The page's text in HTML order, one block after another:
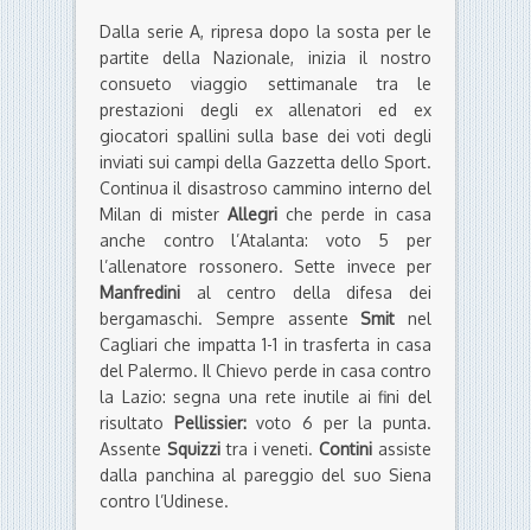
Dalla serie A, ripresa dopo la sosta per le
partite della Nazionale, inizia il nostro
consueto viaggio settimanale tra le
prestazioni degli ex allenatori ed ex
giocatori spallini sulla base dei voti degli
inviati sui campi della Gazzetta dello Sport.
Continua il disastroso cammino interno del
Milan di mister Allegriche perde in casa
anche contro l’Atalanta: voto 5 per
l’allenatore rossonero. Sette invece per
Manfredini al centro della difesa dei
bergamaschi. Sempre assenteSmit nel
Cagliari che impatta 1-1 in trasferta in casa
del Palermo. Il Chievo perde in casa contro
la Lazio: segna una rete inutile ai fini del
risultato Pellissier:voto 6 per la punta.
Assente Squizzitra i veneti.Contini assiste
dalla panchina al pareggio del suo Siena
contro l’Udinese.